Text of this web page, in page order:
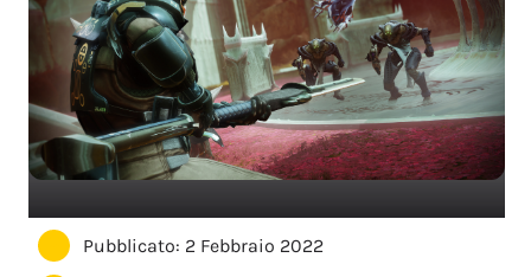
Pubblicato: 2 Febbraio 2022